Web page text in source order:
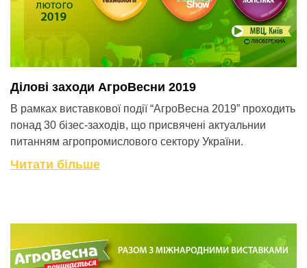
Ділові заходи АгроВесни 2019
В рамках виставкової події “АгроВесна 2019” проходить
понад 30 бізес-заходів, що присвячені актуальнии
питанням агропромислового сектору України.
Читати більше